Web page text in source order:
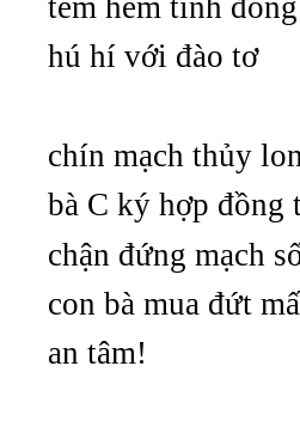
tem hem tình
hú hí với đào tơ
chín mạch thủy
bà C ký hợp đồng
chận đứng mạch
con bà mua đứt
an tâm!